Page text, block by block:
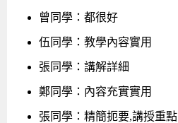
曾同學：都很好
伍同學：教學內容實用
張同學：講解詳細
鄭同學：內容充實實用
張同學：精簡扼要,講授重點